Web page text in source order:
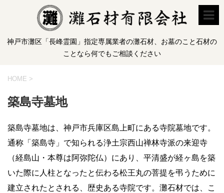
神戸市灘区「長峰霊園」指定専属業者の灘石材、お墓のこと石材の
ことなら何でもご相談ください
HOME >
築島寺墓地
築島寺墓地は、神戸市兵庫区島上町にある寺院墓地です。
通称「築島寺」で知られる浄土宗西山禅林寺派の来迎寺
（経島山・本尊は阿弥陀仏）にあり、平清盛が経ヶ島を築
いた際に人柱となったと伝わる松王丸の菩提を弔うために
建立されたとされる、歴史ある寺院です。灘石材では、こ